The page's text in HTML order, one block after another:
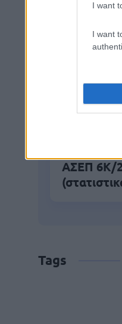
I want
I want
ΔΥΠΑ:
ΑΣΕΠ 6Κ/
Tags